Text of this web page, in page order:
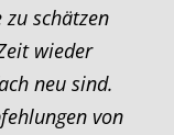
schätzen
wieder
neu sind.
von